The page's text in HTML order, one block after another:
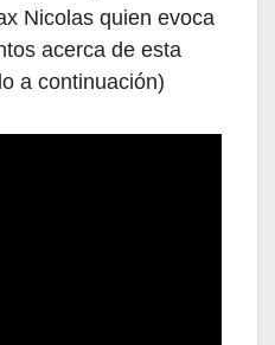
Nicolas quien evoca
acerca de esta
a continuación)